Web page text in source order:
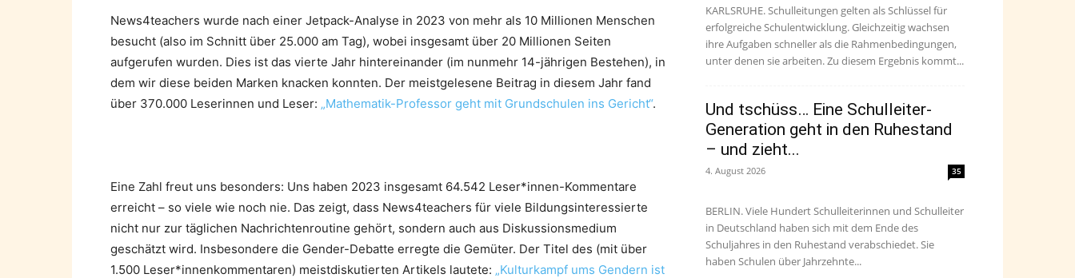
News4teachers wurde nach einer Jetpack-Analyse in 2023 von mehr als 10 Millionen Menschen
besucht (also im Schnitt über 25.000 am Tag), wobei insgesamt über 20 Millionen Seiten
aufgerufen wurden. Dies ist das vierte Jahr hintereinander (im nunmehr 14-jährigen Bestehen), in
dem wir diese beiden Marken knacken konnten. Der meistgelesene Beitrag in diesem Jahr fand
über 370.000 Leserinnen und Leser: „Mathematik-Professor geht mit Grundschulen ins Gericht“.
Eine Zahl freut uns besonders: Uns haben 2023 insgesamt 64.542 Leser*innen-Kommentare
erreicht – so viele wie noch nie. Das zeigt, dass News4teachers für viele Bildungsinteressierte
nicht nur zur täglichen Nachrichtenroutine gehört, sondern auch aus Diskussionsmedium
geschätzt wird. Insbesondere die Gender-Debatte erregte die Gemüter. Der Titel des (mit über
1.500 Leser*innenkommentaren) meistdiskutierten Artikels lautete: „Kulturkampf ums Gendern ist
KARLSRUHE. Schulleitungen gelten als Schlüssel für
erfolgreiche Schulentwicklung. Gleichzeitig wachsen
ihre Aufgaben schneller als die Rahmenbedingungen,
unter denen sie arbeiten. Zu diesem Ergebnis kommt...
Und tschüss… Eine Schulleiter-
Generation geht in den Ruhestand
– und zieht...
4. August 2026 35
BERLIN. Viele Hundert Schulleiterinnen und Schulleiter
in Deutschland haben sich mit dem Ende des
Schuljahres in den Ruhestand verabschiedet. Sie
haben Schulen über Jahrzehnte...